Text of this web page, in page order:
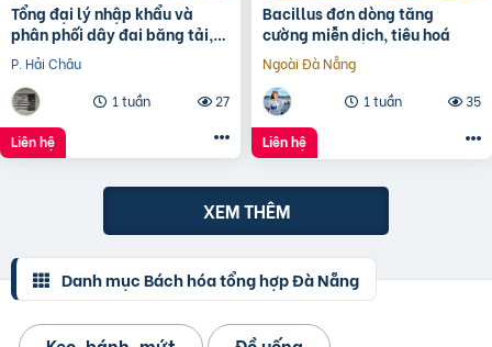
Tổng đại lý nhập khẩu và
phân phối dây đai băng tải,
dây Curoa các loại
P. Hải Châu
1 tuần
27
Liên hệ
Bacillus đơn dòng tăng
cường miễn dịch, tiêu hoá
Ngoài Đà Nẵng
1 tuần
35
Liên hệ
XEM THÊM
Danh mục Bách hóa tổng hợp Đà Nẵng